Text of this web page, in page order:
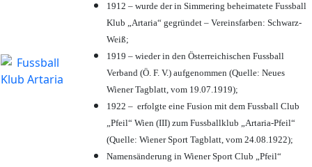
1912 – wurde der in Simmering beheimatete Fussball
Klub „Artaria“ gegründet – Vereinsfarben: Schwarz-
Weiß;
1919 – wieder in den Österreichischen Fussball
Verband (Ö. F. V.) aufgenommen (Quelle: Neues
Wiener Tagblatt, vom 19.07.1919);
1922 – erfolgte eine Fusion mit dem Fussball Club
„Pfeil“ Wien (III) zum Fussballklub „Artaria-Pfeil“
(Quelle: Wiener Sport Tagblatt, vom 24.08.1922);
Namensänderung in Wiener Sport Club „Pfeil“